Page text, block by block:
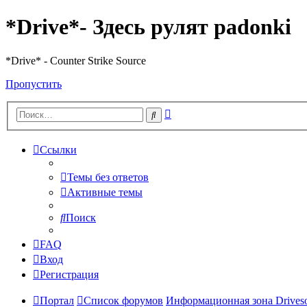
*Drive*- Здесь рулят padonki
*Drive* - Counter Strike Source
Пропустить
Поиск
Ссылки
Темы без ответов
Активные темы
Поиск
FAQ
Вход
Регистрация
Портал Список форумов Информационная зона